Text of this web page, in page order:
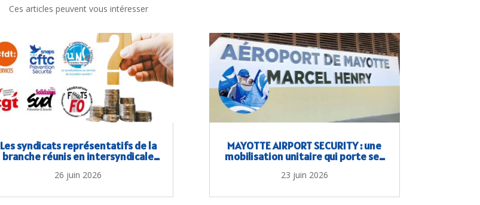
Ces articles peuvent vous intéresser
Les syndicats représentatifs de la
branche réunis en intersyndicale
26 juin 2026
MAYOTTE AIRPORT SECURITY : une
mobilisation unitaire qui porte ses
23 juin 2026